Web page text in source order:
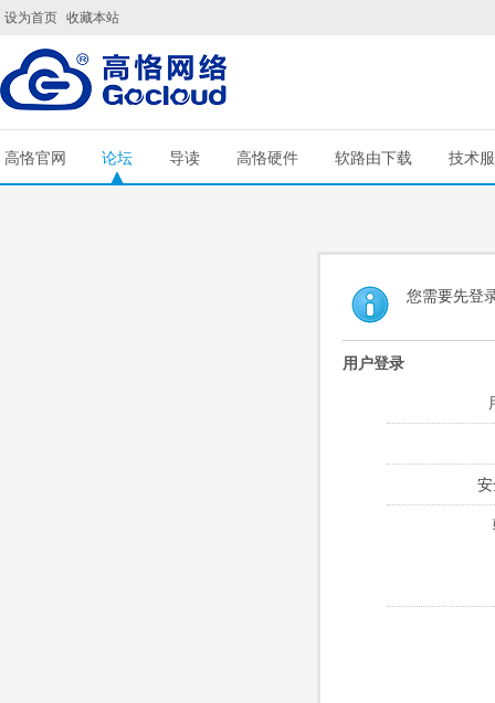
设为首页 收藏本站
高恪官网 论坛 导读 高恪硬件 软路由下载 技术
您需要先登
用户登录